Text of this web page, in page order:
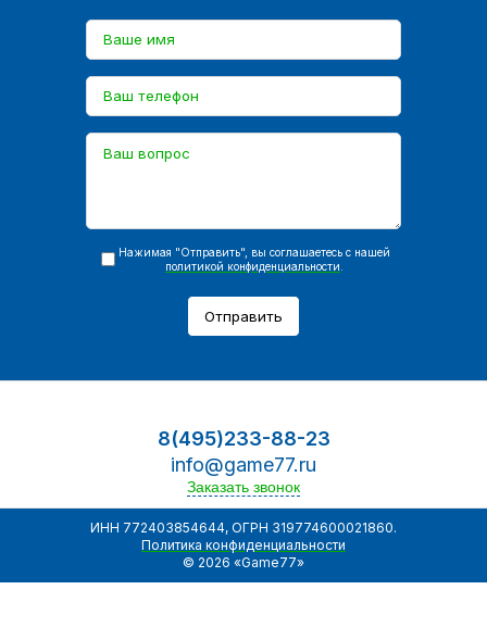
Нажимая "Отправить", вы соглашаетесь с нашей
политикой конфиденциальности
Отправить
8(495)233-88-23
info@game77.ru
Заказать звонок
ИНН 772403854644, ОГРН 319774600021860.
Политика конфиденциальности
© 2026 «Game77»